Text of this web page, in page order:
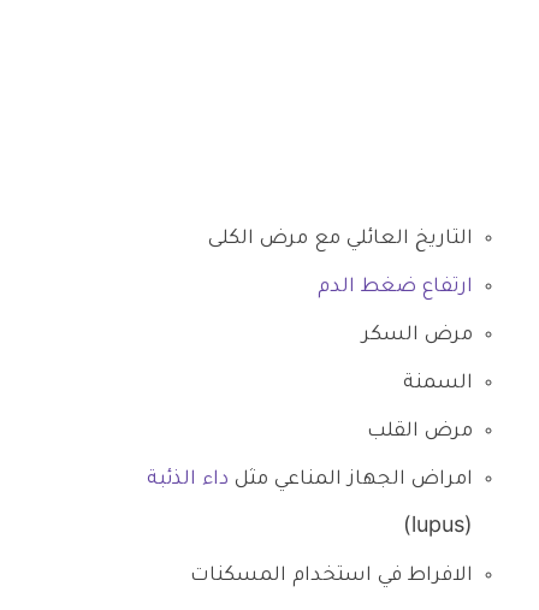
التاريخ العائلي مع مرض الكلى
ارتفاع ضغط الدم
مرض السكر
السمنة
مرض القلب
امراض الجهاز المناعي مثل داء الذئبة
(lupus)
الافراط في استخدام المسكنات